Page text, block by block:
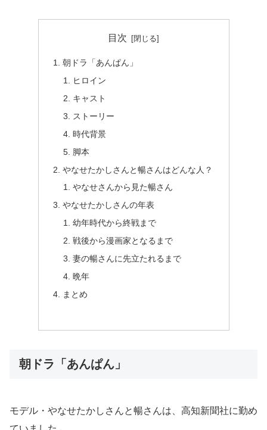
目次
朝ドラ「あんぱん」
ヒロイン
キャスト
ストーリー
時代背景
脚本
やなせたかしさんと暢さんはどんな人？
やなせさんから見た暢さん
やなせたかしさんの年表
幼年時代から終戦まで
戦後から漫画家となるまで
妻の暢さんに先立たれるまで
晩年
まとめ
朝ドラ「あんぱん」
モデル・やなせたかしさんと暢さんは、高知新聞社に勤め